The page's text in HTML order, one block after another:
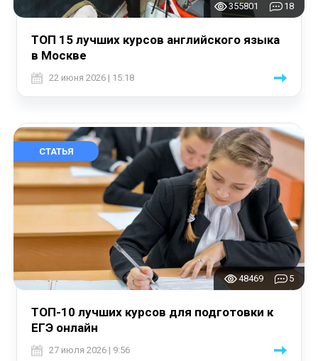
355801 18
ТОП 15 лучших курсов английского языка
в Москве
22 июня 2026 | 15:18
СТАТЬЯ
48469 5
ТОП-10 лучших курсов для подготовки к
ЕГЭ онлайн
27 июля 2026 | 9:56